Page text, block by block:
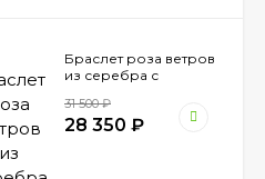
Браслет роза ветров
из серебра с
Zancan EXB 865 N
31 500₽
28 350 ₽